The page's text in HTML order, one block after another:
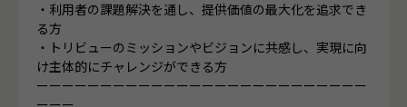
・利用者の課題解決を通し、提供価値の最大化を追求でき
る方
・トリビューのミッションやビジョンに共感し、実現に向
け主体的にチャレンジができる方
ーーーーーーーーーーーーーーーーーーーーーーーーーー